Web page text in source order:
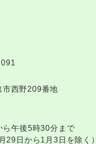
西野209番地
ら午後5時30分まで
29日から1月3日を除く）